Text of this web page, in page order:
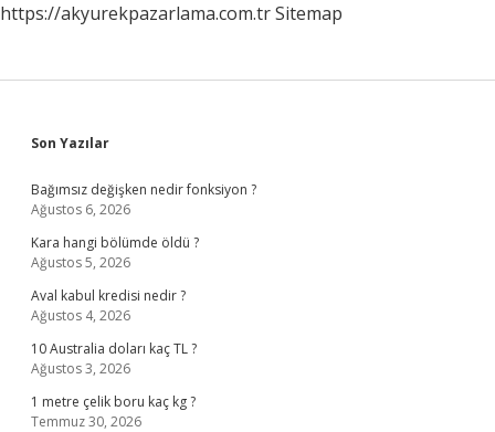
https://akyurekpazarlama.com.trSitemap
Sidebar
Son Yazılar
Bağımsız değişken nedir fonksiyon ?
Ağustos 6, 2026
Kara hangi bölümde öldü ?
Ağustos 5, 2026
Aval kabul kredisi nedir ?
Ağustos 4, 2026
10 Australia doları kaç TL ?
Ağustos 3, 2026
1 metre çelik boru kaç kg ?
Temmuz 30, 2026